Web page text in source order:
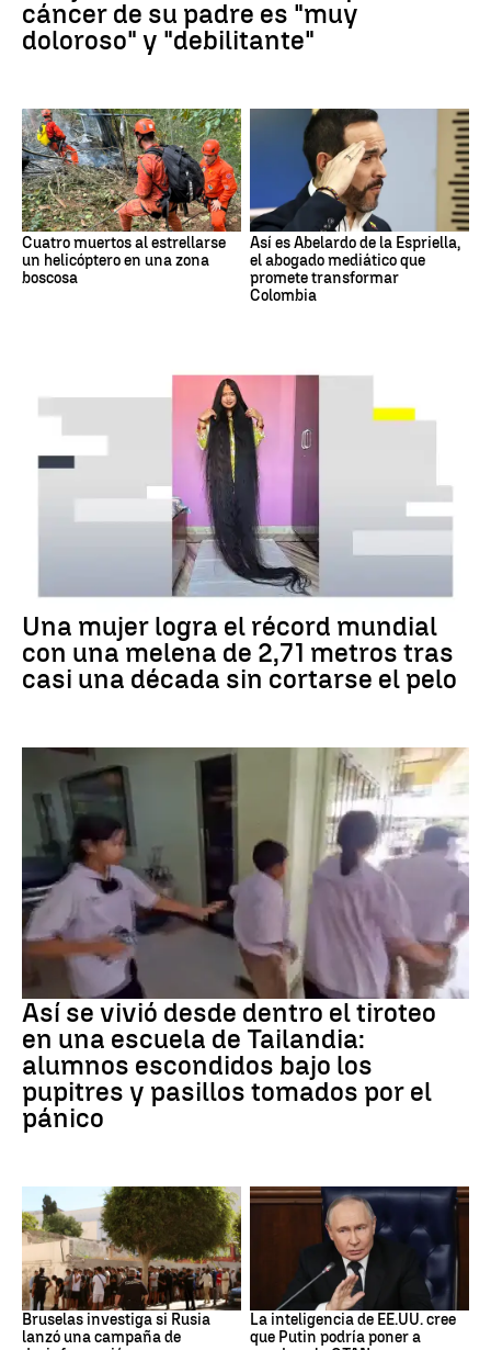
cáncer de su padre es "muy
doloroso" y "debilitante"
Cuatro muertos al estrellarse
un helicóptero en una zona
boscosa
Así es Abelardo de la Espriella,
el abogado mediático que
promete transformar
Colombia
RÉCORD GUINNESS
Una mujer logra el récord mundial
con una melena de 2,71 metros tras
casi una década sin cortarse el pelo
Así se vivió desde dentro el tiroteo
en una escuela de Tailandia:
alumnos escondidos bajo los
pupitres y pasillos tomados por el
pánico
Desinformación rusa
Bruselas investiga si Rusia
lanzó una campaña de
OTAN
La inteligencia de EE.UU. cree
que Putin podría poner a